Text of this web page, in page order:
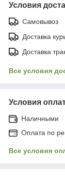
Условия
Самовывоз
Доставка
Доставка
Все условия
Условия
Наличными
Оплата по
Все условия